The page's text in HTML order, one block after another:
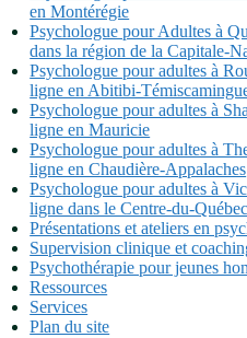
en Montérégie
Psychologue pour Adultes à
dans la région de la Capitale-
Psychologue pour adultes à
ligne en Abitibi-
Psychologue pour adultes à
ligne en Mauricie
Psychologue pour adultes à
ligne en Chaudière-Appalaches
Psychologue pour adultes à
ligne dans le Centre-du-Québec
Présentations et ateliers en
Supervision clinique et
Psychothérapie pour jeunes
Ressources
Services
Plan du site